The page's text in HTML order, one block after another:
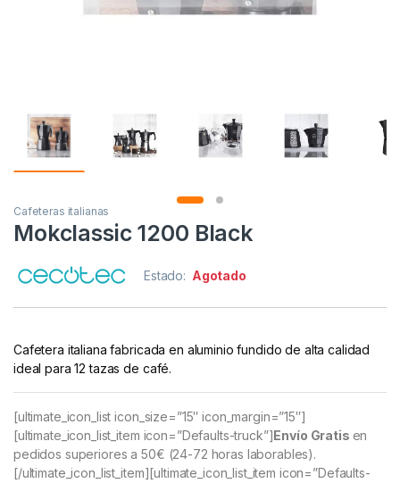
Cafeteras italianas
Mokclassic 1200 Black
Estado: Agotado
Cafetera italiana fabricada en aluminio fundido de alta calidad
ideal para 12 tazas de café.
[ultimate_icon_list icon_size=”15″ icon_margin=”15″]
[ultimate_icon_list_item icon=”Defaults-truck”]Envío Gratis en
pedidos superiores a 50€ (24-72 horas laborables).
[/ultimate_icon_list_item][ultimate_icon_list_item icon=”Defaults-